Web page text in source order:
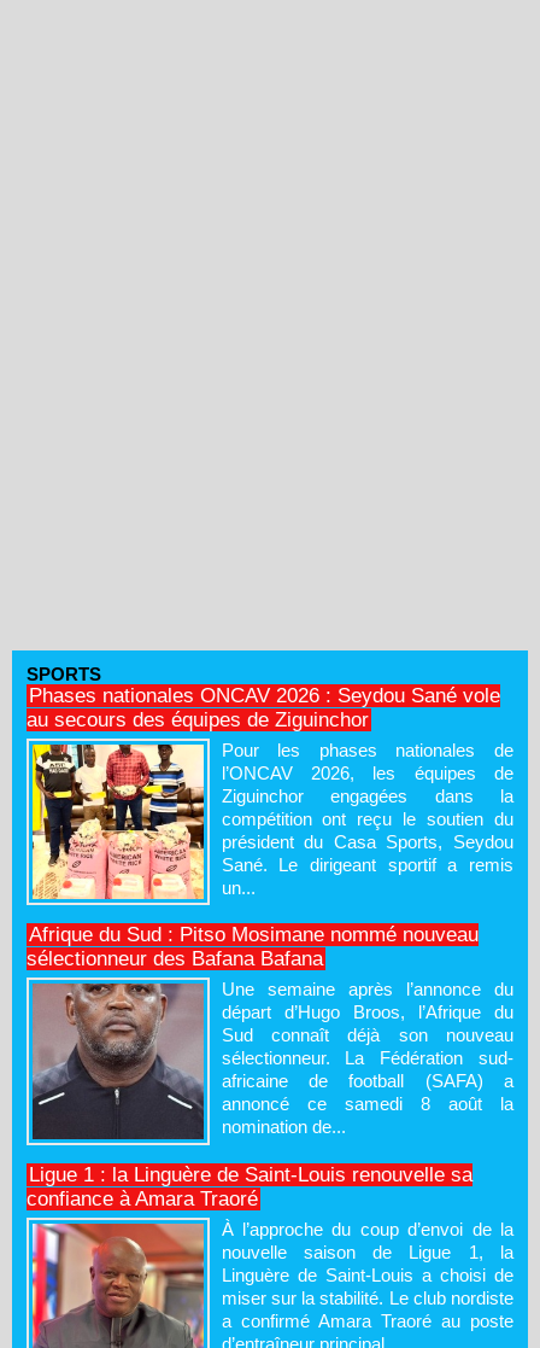
SPORTS
Phases nationales ONCAV 2026 : Seydou Sané vole
au secours des équipes de Ziguinchor
Pour les phases nationales de
l’ONCAV 2026, les équipes de
Ziguinchor engagées dans la
compétition ont reçu le soutien du
président du Casa Sports, Seydou
Sané. Le dirigeant sportif a remis
un...
Afrique du Sud : Pitso Mosimane nommé nouveau
sélectionneur des Bafana Bafana
Une semaine après l’annonce du
départ d’Hugo Broos, l’Afrique du
Sud connaît déjà son nouveau
sélectionneur. La Fédération sud-
africaine de football (SAFA) a
annoncé ce samedi 8 août la
nomination de...
Ligue 1 : la Linguère de Saint-Louis renouvelle sa
confiance à Amara Traoré
À l’approche du coup d’envoi de la
nouvelle saison de Ligue 1, la
Linguère de Saint-Louis a choisi de
miser sur la stabilité. Le club nordiste
a confirmé Amara Traoré au poste
d’entraîneur principal...